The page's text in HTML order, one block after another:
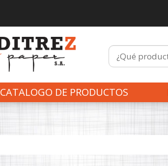
CATALOGO DE PRODUCTOS